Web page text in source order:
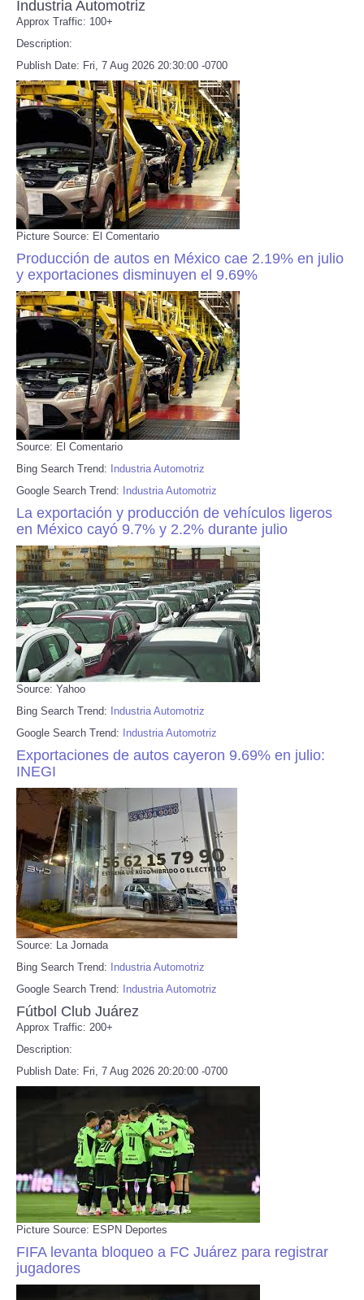
Industria Automotriz
Approx Traffic: 100+
Description:
Publish Date: Fri, 7 Aug 2026 20:30:00 -0700
Picture Source: El Comentario
Producción de autos en México cae 2.19% en julio
y exportaciones disminuyen el 9.69%
Source: El Comentario
Bing Search Trend: Industria Automotriz
Google Search Trend: Industria Automotriz
La exportación y producción de vehículos ligeros
en México cayó 9.7% y 2.2% durante julio
Source: Yahoo
Bing Search Trend: Industria Automotriz
Google Search Trend: Industria Automotriz
Exportaciones de autos cayeron 9.69% en julio:
INEGI
Source: La Jornada
Bing Search Trend: Industria Automotriz
Google Search Trend: Industria Automotriz
Fútbol Club Juárez
Approx Traffic: 200+
Description:
Publish Date: Fri, 7 Aug 2026 20:20:00 -0700
Picture Source: ESPN Deportes
FIFA levanta bloqueo a FC Juárez para registrar
jugadores